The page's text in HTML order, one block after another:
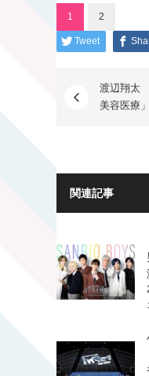
1 2
Tweet
渡辺翔太
美容医療
関連記事